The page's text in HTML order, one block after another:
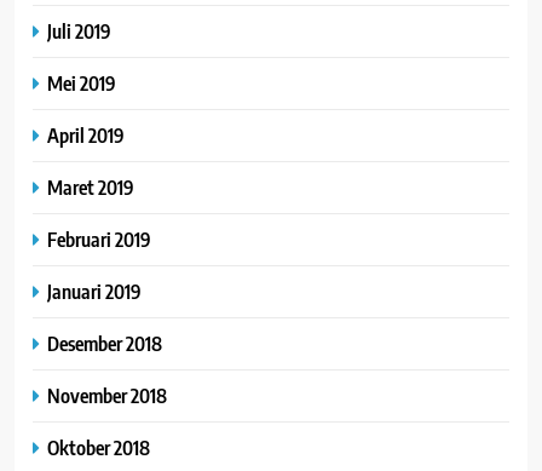
Juli 2019
Mei 2019
April 2019
Maret 2019
Februari 2019
Januari 2019
Desember 2018
November 2018
Oktober 2018